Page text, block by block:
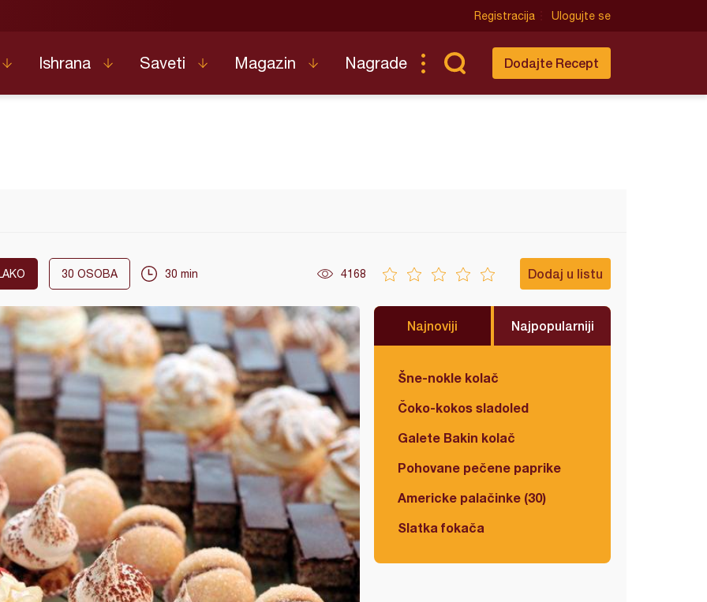
Registracija Ulogujte se
Ishrana Saveti Magazin Nagrade Dodajte Recept
30 OSOBA 30 min 4168 Dodaj u listu
Najnoviji Najpopularniji
Šne-nokle kolač
Čoko-kokos sladoled
Galete Bakin kolač
Pohovane pečene paprike
Americke palačinke (30)
Slatka fokača